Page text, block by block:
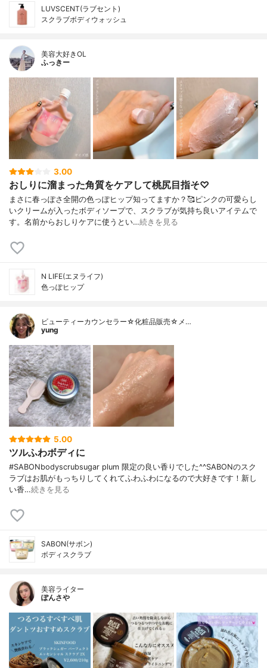
LUVSCENT(ラブセント)
スクラブボディウォッシュ
美容大好きOL
ふっきー
3.00
おしりに溜まった角質をケアして桃尻目指そ♡
まさに春っぽさ全開の色っぽヒップ知ってますか？🥰ピンクの可愛らし
いクリームが入ったボディソープで、スクラブが気持ち良いアイテムで
す。名前からおしりケアに使うとい…続きを見る
N LIFE(エヌライフ)
色っぽヒップ
ビューティーカウンセラー☆化粧品販売☆メ…
yung
5.00
ツルふわボディに
#SABONbodyscrubsugar plum 限定の良い香りでした^^SABONのスク
ラブはお肌がもっちりしてくれてふわふわになるので大好きです！新し
い香…続きを見る
SABON(サボン)
ボディスクラブ
美容ライター
ぽんさや